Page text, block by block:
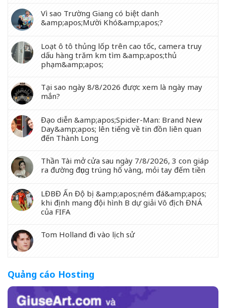
Vì sao Trường Giang có biệt danh
&amp;apos;Mười Khó&amp;apos;?
Loạt ô tô thủng lốp trên cao tốc, camera truy
dấu hàng trăm km tìm &amp;apos;thủ
phạm&amp;apos;
Tại sao ngày 8/8/2026 được xem là ngày may
mắn?
Đạo diễn &amp;apos;Spider-Man: Brand New
Day&amp;apos; lên tiếng về tin đồn liên quan
đến Thành Long
Thần Tài mở cửa sau ngày 7/8/2026, 3 con giáp
ra đường đụng trúng hố vàng, mỏi tay đếm tiền
LĐBĐ Ấn Độ bị &amp;apos;ném đá&amp;apos;
khi định mang đội hình B dự giải Vô địch ĐNÁ
của FIFA
Tom Holland đi vào lịch sử
Quảng cáo Hosting